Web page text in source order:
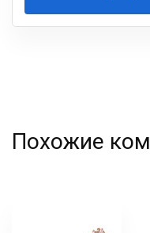
Ваша
Похожие